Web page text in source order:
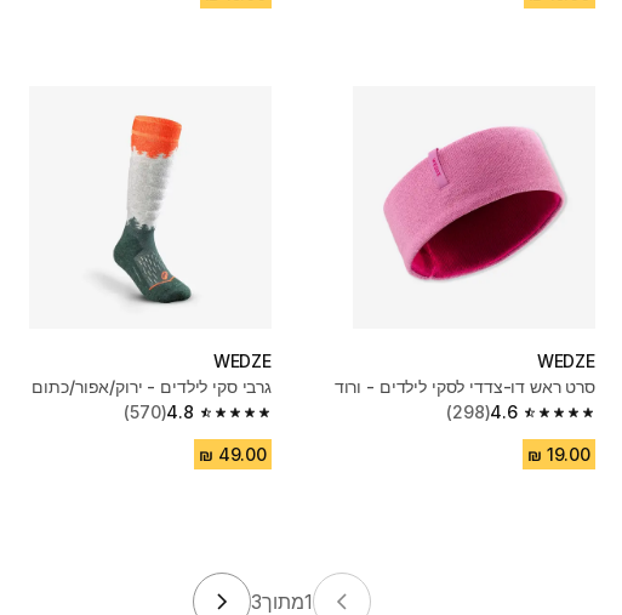
WEDZE
סרט ראש דו-צדדי לסקי לילדים - ורוד
4.6
4.6 out of 5 stars from 298 reviews
(298)
WEDZE
גרבי סקי לילדים - ירוק/אפור/כתום
4.8
4.8 out of 5 stars from 570 reviews
(570)
1מתוך3